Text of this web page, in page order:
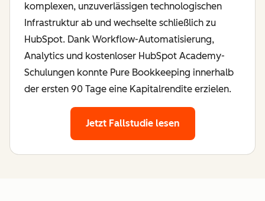
komplexen, unzuverlässigen technologischen
Infrastruktur ab und wechselte schließlich zu
HubSpot. Dank Workflow-Automatisierung,
Analytics und kostenloser HubSpot Academy-
Schulungen konnte Pure Bookkeeping innerhalb
der ersten 90 Tage eine Kapitalrendite erzielen.
Jetzt Fallstudie lesen